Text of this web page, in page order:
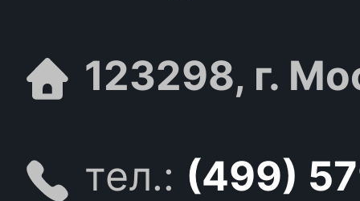
123298, г.
тел.: (499)